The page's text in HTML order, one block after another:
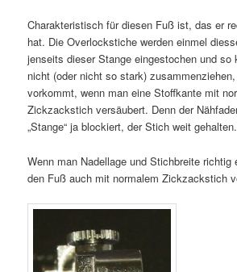
Charakteristisch für diesen Fuß ist, das er
hat. Die Overlockstiche werden einmel
jenseits dieser Stange eingestochen und so
nicht (oder nicht so stark)
vorkommt, wenn man eine Stoffkante mit
Zickzackstich versäubert. Denn der
„Stange“ ja blockiert, der Stich weit gehalten.
Wenn man Nadellage und Stichbreite
den Fuß auch mit normalem Zickzackstich